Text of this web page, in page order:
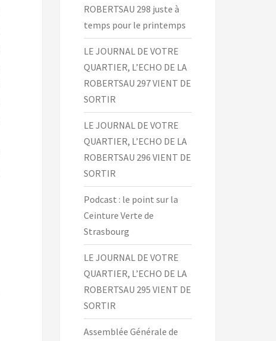
ROBERTSAU 298 juste à
temps pour le printemps
LE JOURNAL DE VOTRE
QUARTIER, L’ECHO DE LA
ROBERTSAU 297 VIENT DE
SORTIR
LE JOURNAL DE VOTRE
QUARTIER, L’ECHO DE LA
ROBERTSAU 296 VIENT DE
SORTIR
Podcast : le point sur la
Ceinture Verte de
Strasbourg
LE JOURNAL DE VOTRE
QUARTIER, L’ECHO DE LA
ROBERTSAU 295 VIENT DE
SORTIR
Assemblée Générale de